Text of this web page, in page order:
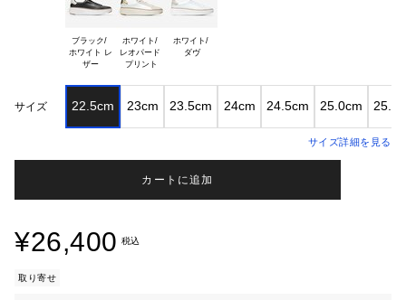
ブラック/
ホワイト レ
ホワイト/
レオパード
ホワイト/
サイズ 22.5cm 23cm 23.5cm 24cm 24.5cm 25.0cm
サイズ詳細を見る
カートに追加
¥26,400 税込
取り寄せ